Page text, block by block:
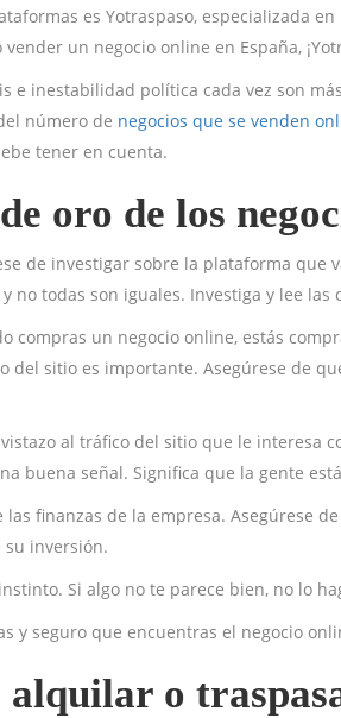
es Yotraspaso, especializada
un negocio online en España,
e inestabilidad política cada vez son
número de negocios que se venden
tener en cuenta.
oro de los
de investigar sobre la plataforma que
no todas son iguales. Investiga y lee
compras un negocio online, estás
del sitio es importante. Asegúrese de
al tráfico del sitio que le interesa
buena señal. Significa que la gente
las finanzas de la empresa. Asegúrese
inversión.
Si algo no te parece bien, no lo
y seguro que encuentras el negocio
alquilar o